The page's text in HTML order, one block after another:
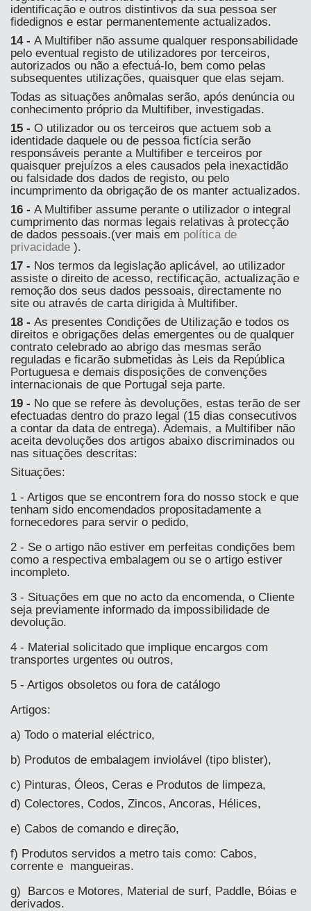
identificação e outros distintivos da sua pessoa ser
fidedignos e estar permanentemente actualizados.
14 - A Multifiber não assume qualquer responsabilidade
pelo eventual registo de utilizadores por terceiros,
autorizados ou não a efectuá-lo, bem como pelas
subsequentes utilizações, quaisquer que elas sejam.
Todas as situações anômalas serão, após denúncia ou
conhecimento próprio da Multifiber, investigadas.
15 - O utilizador ou os terceiros que actuem sob a
identidade daquele ou de pessoa fictícia serão
responsáveis perante a Multifiber e terceiros por
quaisquer prejuízos a eles causados pela inexactidão
ou falsidade dos dados de registo, ou pelo
incumprimento da obrigação de os manter actualizados.
16 - A Multifiber assume perante o utilizador o integral
cumprimento das normas legais relativas à protecção
de dados pessoais.(ver mais em política de
privacidade ).
17 - Nos termos da legislação aplicável, ao utilizador
assiste o direito de acesso, rectificação, actualização e
remoção dos seus dados pessoais, directamente no
site ou através de carta dirigida à Multifiber.
18 - As presentes Condições de Utilização e todos os
direitos e obrigações delas emergentes ou de qualquer
contrato celebrado ao abrigo das mesmas serão
reguladas e ficarão submetidas às Leis da República
Portuguesa e demais disposições de convenções
internacionais de que Portugal seja parte.
19 - No que se refere às devoluções, estas terão de ser
efectuadas dentro do prazo legal (15 dias consecutivos
a contar da data de entrega). Ademais, a Multifiber não
aceita devoluções dos artigos abaixo discriminados ou
nas situações descritas:
Situações:
1 - Artigos que se encontrem fora do nosso stock e que
tenham sido encomendados propositadamente a
fornecedores para servir o pedido,
2 - Se o artigo não estiver em perfeitas condições bem
como a respectiva embalagem ou se o artigo estiver
incompleto.
3 - Situações em que no acto da encomenda, o Cliente
seja previamente informado da impossibilidade de
devolução.
4 - Material solicitado que implique encargos com
transportes urgentes ou outros,
5 - Artigos obsoletos ou fora de catálogo
Artigos:
a) Todo o material eléctrico,
b) Produtos de embalagem inviolável (tipo blister),
c) Pinturas, Óleos, Ceras e Produtos de limpeza,
d) Colectores, Codos, Zincos, Ancoras, Hélices,
e) Cabos de comando e direção,
f) Produtos servidos a metro tais como: Cabos,
corrente e mangueiras.
g) Barcos e Motores, Material de surf, Paddle, Bóias e
derivados.